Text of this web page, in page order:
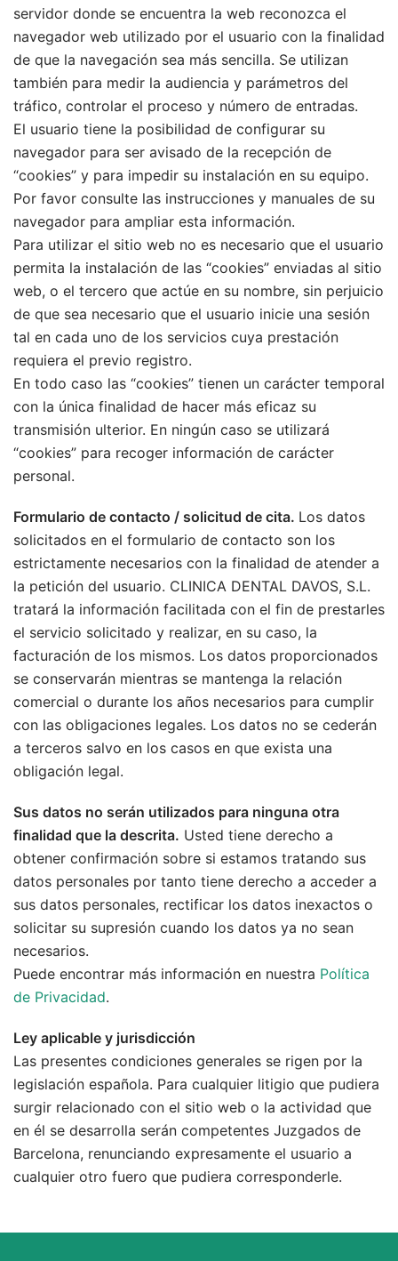
servidor donde se encuentra la web reconozca el
navegador web utilizado por el usuario con la finalidad
de que la navegación sea más sencilla. Se utilizan
también para medir la audiencia y parámetros del
tráfico, controlar el proceso y número de entradas.
El usuario tiene la posibilidad de configurar su
navegador para ser avisado de la recepción de
“cookies” y para impedir su instalación en su equipo.
Por favor consulte las instrucciones y manuales de su
navegador para ampliar esta información.
Para utilizar el sitio web no es necesario que el usuario
permita la instalación de las “cookies” enviadas al sitio
web, o el tercero que actúe en su nombre, sin perjuicio
de que sea necesario que el usuario inicie una sesión
tal en cada uno de los servicios cuya prestación
requiera el previo registro.
En todo caso las “cookies” tienen un carácter temporal
con la única finalidad de hacer más eficaz su
transmisión ulterior. En ningún caso se utilizará
“cookies” para recoger información de carácter
personal.
Formulario de contacto / solicitud de cita. Los datos
solicitados en el formulario de contacto son los
estrictamente necesarios con la finalidad de atender a
la petición del usuario. CLINICA DENTAL DAVOS, S.L.
tratará la información facilitada con el fin de prestarles
el servicio solicitado y realizar, en su caso, la
facturación de los mismos. Los datos proporcionados
se conservarán mientras se mantenga la relación
comercial o durante los años necesarios para cumplir
con las obligaciones legales. Los datos no se cederán
a terceros salvo en los casos en que exista una
obligación legal.
Sus datos no serán utilizados para ninguna otra
finalidad que la descrita. Usted tiene derecho a
obtener confirmación sobre si estamos tratando sus
datos personales por tanto tiene derecho a acceder a
sus datos personales, rectificar los datos inexactos o
solicitar su supresión cuando los datos ya no sean
necesarios.
Puede encontrar más información en nuestra Política
de Privacidad.
Ley aplicable y jurisdicción
Las presentes condiciones generales se rigen por la
legislación española. Para cualquier litigio que pudiera
surgir relacionado con el sitio web o la actividad que
en él se desarrolla serán competentes Juzgados de
Barcelona, renunciando expresamente el usuario a
cualquier otro fuero que pudiera corresponderle.